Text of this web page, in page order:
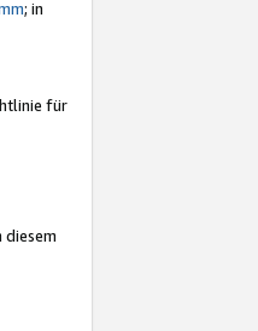
; in
für